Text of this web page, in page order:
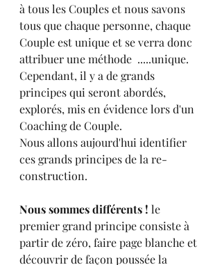
à tous les Couples et nous savons
tous que chaque personne, chaque
Couple est unique et se verra donc
attribuer une méthode  .....unique.
Cependant, il y a de grands
principes qui seront abordés,
explorés, mis en évidence lors d'un
Coaching de Couple.
Nous allons aujourd'hui identifier
ces grands principes de la re-
construction.
Nous sommes différents ! le
premier grand principe consiste à
partir de zéro, faire page blanche et
découvrir de façon poussée la